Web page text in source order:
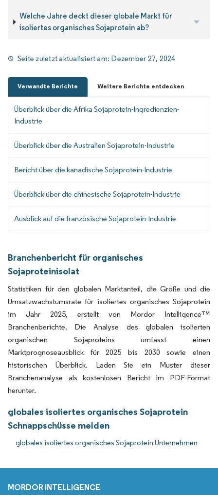
Welche Jahre deckt dieser globale Markt für
isoliertes organisches Sojaprotein ab?
Seite zuletzt aktualisiert am: Dezember 27, 2024
Verwandte Berichte Weitere Berichte entdecken
Überblick über die Afrika Sojaprotein-Ingredienzien-
Industrie
Überblick über die Australien Sojaprotein-Industrie
Bericht über die kanadische Sojaprotein-Industrie
Überblick über die chinesische Sojaprotein-Industrie
Ausblick auf die französische Sojaprotein-Industrie
Branchenbericht für organisches
Sojaproteinisolat
Statistiken für den globalen Marktanteil, die Größe und die
Umsatzwachstumsrate für isoliertes organisches Sojaprotein
im Jahr 2025, erstellt von Mordor Intelligence™
Branchenberichte. Die Analyse des globalen isolierten
organischen Sojaproteins umfasst einen
Marktprognoseausblick für 2025 bis 2030 sowie einen
historischen Überblick. Laden Sie ein Muster dieser
Branchenanalyse als kostenlosen Bericht im PDF-Format
herunter.
globales isoliertes organisches Sojaprotein
Schnappschüsse melden
globales isoliertes organisches Sojaprotein Unternehmen
MORDOR INTELLIGENCE